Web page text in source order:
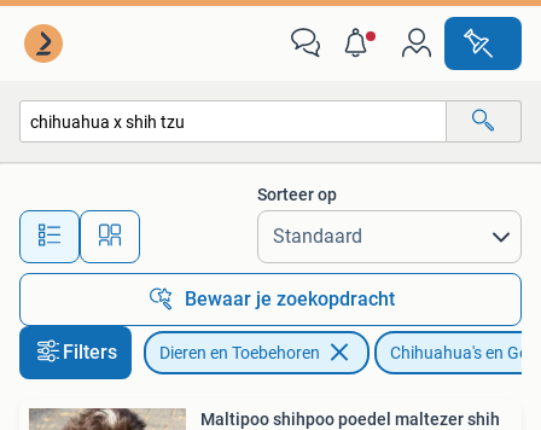
Alle afstanden…
Sorteer op
Bewaar je zoekopdracht
Filters Dieren en Toebehoren Chihuahua's en
Maltipoo shihpoo poedel maltezer shih